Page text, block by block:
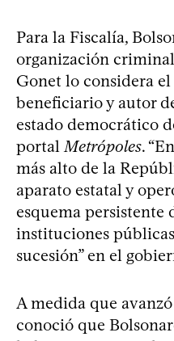
Para la Fiscalía,
organización
Gonet lo considera
beneficiario y autor
estado democrático
portal Metrópoles.
más alto de la
aparato estatal y
esquema persistente
instituciones
sucesión” en el
A medida que
conoció que